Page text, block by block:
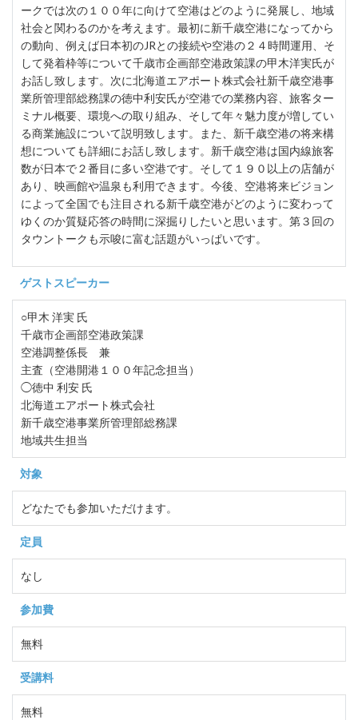
ークでは次の１００年に向けて空港はどのように発展し、地域
社会と関わるのかを考えます。最初に新千歳空港になってから
の動向、例えば日本初のJRとの接続や空港の２４時間運用、そ
して発着枠等について千歳市企画部空港政策課の甲木洋実氏が
お話し致します。次に北海道エアポート株式会社新千歳空港事
業所管理部総務課の徳中利安氏が空港での業務内容、旅客ター
ミナル概要、環境への取り組み、そして年々魅力度が増してい
る商業施設について説明致します。また、新千歳空港の将来構
想についても詳細にお話し致します。新千歳空港は国内線旅客
数が日本で２番目に多い空港です。そして１９０以上の店舗が
あり、映画館や温泉も利用できます。今後、空港将来ビジョン
によって全国でも注目される新千歳空港がどのように変わって
ゆくのか質疑応答の時間に深掘りしたいと思います。第３回の
タウントークも示唆に富む話題がいっぱいです。
ゲストスピーカー
○甲木 洋実 氏
千歳市企画部空港政策課
空港調整係長 兼
主査（空港開港１００年記念担当）
◯徳中 利安 氏
北海道エアポート株式会社
新千歳空港事業所管理部総務課
地域共生担当
対象
どなたでも参加いただけます。
定員
なし
参加費
無料
受講料
無料